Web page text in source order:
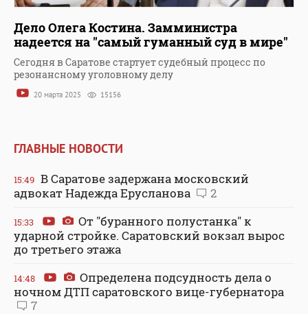
Дело Олега Костина. Замминистра
надеется на "самый гуманный суд в мире"
Сегодня в Саратове стартует судебный процесс по
резонансному уголовному делу
20 марта 2025 15156
ГЛАВНЫЕ НОВОСТИ
15:49 В Саратове задержана московский
адвокат Надежда Ерусланова
2
15:33
От "буранного полустанка" к
ударной стройке. Саратовский вокзал вырос
до третьего этажа
14:48
Определена подсудность дела о
ночном ДТП саратовского вице-губернатора
7